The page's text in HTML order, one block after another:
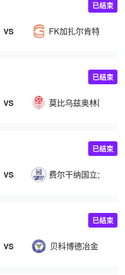
VS FK加扎尔肯特
已结束
VS 莫比乌兹奥林匹克
已结束
VS 费尔干纳国立大学
已结束
VS 贝科博德冶金
已结束